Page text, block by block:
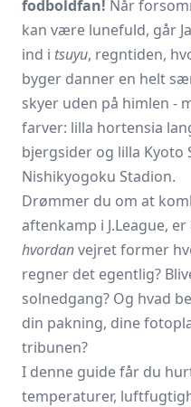
fodboldfan! Når
kan være lunefuld, går
ind i tsuyu, regntiden,
byger danner en helt
skyer uden på himlen -
farver: lilla hortensia
bjergsider og lilla
Nishikyogoku Stadion.
Drømmer du om at
aften­kamp i J.League,
hvordanvejret former
regner det egentlig?
solnedgang? Og hvad
din pakning, dine
tribunen?
I denne guide får du
temperaturer,